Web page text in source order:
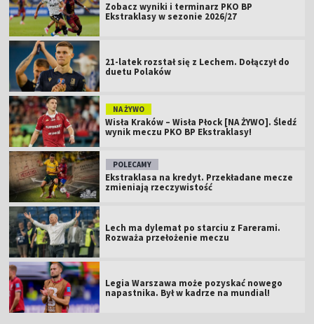
Zobacz wyniki i terminarz PKO BP
Ekstraklasy w sezonie 2026/27
21-latek rozstał się z Lechem. Dołączył do
duetu Polaków
NA ŻYWO
Wisła Kraków – Wisła Płock [NA ŻYWO]. Śledź
wynik meczu PKO BP Ekstraklasy!
POLECAMY
Ekstraklasa na kredyt. Przekładane mecze
zmieniają rzeczywistość
Lech ma dylemat po starciu z Farerami.
Rozważa przełożenie meczu
Legia Warszawa może pozyskać nowego
napastnika. Był w kadrze na mundial!